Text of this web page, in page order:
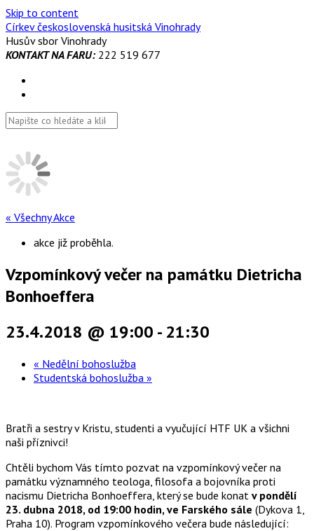
Skip to content
Církev československá husitská Vinohrady
Husův sbor Vinohrady
KONTAKT NA FARU:222 519 677
« Všechny Akce
akce již proběhla.
Vzpomínkový večer na památku Dietricha
Bonhoeffera
23.4.2018 @ 19:00 - 21:30
« Nedělní bohoslužba
Studentská bohoslužba »
Bratři a sestry v Kristu, studenti a vyučující HTF UK a všichni
naši příznivci!
Chtěli bychom Vás tímto pozvat na vzpomínkový večer na
památku významného teologa, filosofa a bojovníka proti
nacismu Dietricha Bonhoeffera, který se bude konat v pondělí
23. dubna 2018, od 19:00 hodin, ve Farského sále (Dykova 1,
Praha 10). Program vzpomínkového večera bude následující: